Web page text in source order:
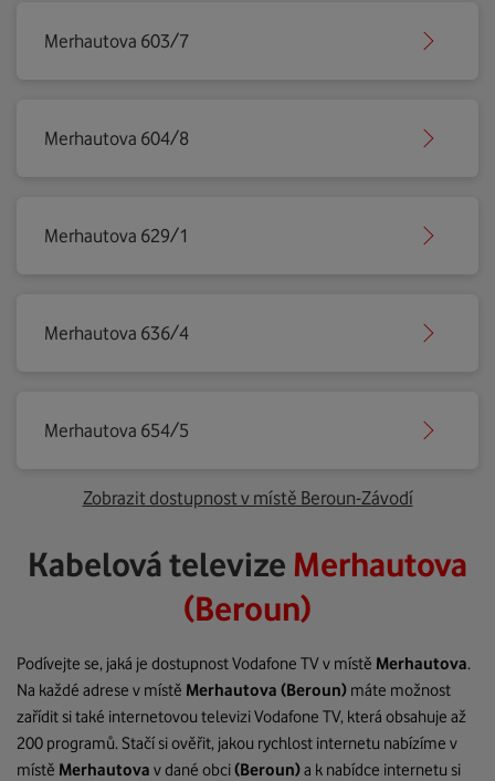
Merhautova 603/7
Merhautova 604/8
Merhautova 629/1
Merhautova 636/4
Merhautova 654/5
Zobrazit dostupnost v místě Beroun-Závodí
Kabelová televize Merhautova
(Beroun)
Podívejte se, jaká je dostupnost Vodafone TV v místě Merhautova.
Na každé adrese v místě Merhautova (Beroun) máte možnost
zařídit si také internetovou televizi Vodafone TV, která obsahuje až
200 programů. Stačí si ověřit, jakou rychlost internetu nabízíme v
místě Merhautova v dané obci(Beroun)a k nabídce internetu si